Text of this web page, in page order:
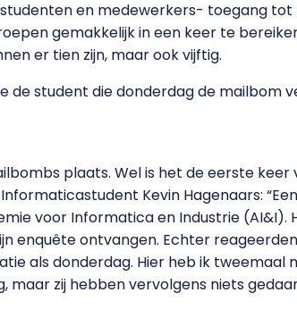
en medewerkers- toegang
gemakkelijk in een keer te
er tien zijn, maar ook vijftig.
de student die donderdag de mailbom
plaats. Wel is het de eerste keer
Kevin Hagenaars:
voor Informatica en Industrie (AI&I).
enquête ontvangen. Echter
als donderdag. Hier heb ik tweemaal
maar zij hebben vervolgens niets